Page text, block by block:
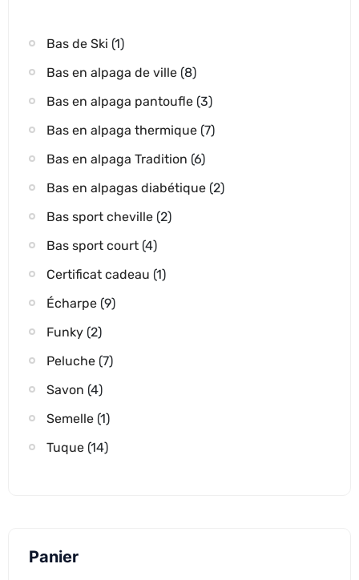
Bas de Ski (1)
Bas en alpaga de ville (8)
Bas en alpaga pantoufle (3)
Bas en alpaga thermique (7)
Bas en alpaga Tradition (6)
Bas en alpagas diabétique (2)
Bas sport cheville (2)
Bas sport court (4)
Certificat cadeau (1)
Écharpe (9)
Funky (2)
Peluche (7)
Savon (4)
Semelle (1)
Tuque (14)
Panier